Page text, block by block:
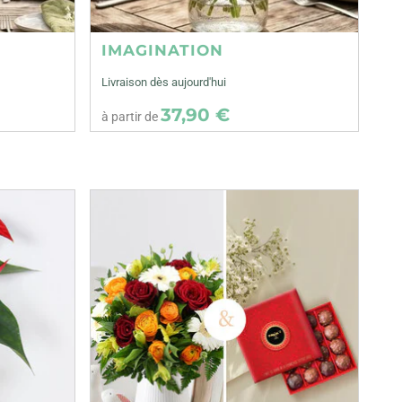
IMAGINATION
Livraison dès aujourd'hui
à partir de37,90 €